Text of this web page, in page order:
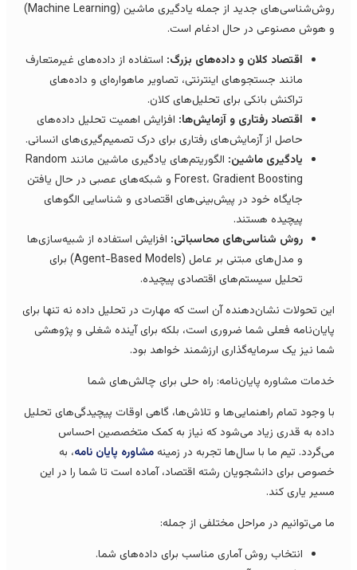
روش‌شناسی‌های جدید از جمله یادگیری ماشین (Machine Learning)
هوش مصنوعی در حال ادغام است.
اقتصاد کلان و داده‌های بزرگ: استفاده از داده‌های غیرمتعارف
مانند جستجوهای اینترنتی، تصاویر ماهواره‌ای و داده‌های
تراکنش بانکی برای تحلیل‌های کلان.
اقتصاد رفتاری و آزمایش‌ها:افزایش اهمیت تحلیل داده‌های
حاصل از آزمایش‌های رفتاری برای درک تصمیم‌گیری‌های انسانی.
یادگیری ماشین:
الگوریتم‌های یادگیری ماشین مانند Random
Forest، Gradient Boosting و شبکه‌های عصبی در حال یافتن
جایگاه خود در پیش‌بینی‌های اقتصادی و شناسایی الگوهای
پیچیده هستند.
روش شناسی‌های محاسباتی:افزایش استفاده از شبیه‌سازی‌ها
و مدل‌های مبتنی بر عامل (Agent-Based Models) برای
تحلیل سیستم‌های اقتصادی پیچیده.
تحولات نشان‌دهنده آن است که مهارت در تحلیل داده نه تنها برای
فعلی شما ضروری است، بلکه برای آینده شغلی و پژوهشی
نیز یک سرمایه‌گذاری ارزشمند خواهد بود.
مشاوره پایان‌نامه: راه حلی برای چالش‌های شما
وجود تمام راهنمایی‌ها و تلاش‌ها، گاهی اوقات پیچیدگی‌های تحلیل
به قدری زیاد می‌شود که نیاز به کمک متخصصین احساس
تیم ما با سال‌ها تجربه در زمینه مشاوره پایان نامه، به
برای دانشجویان رشته اقتصاد، آماده است تا شما را در این
یاری کند.
می‌توانیم در مراحل مختلفی از جمله:
انتخاب روش‌ آماری مناسب برای داده‌های شما.